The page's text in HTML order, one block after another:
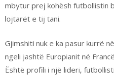
mbytur prej kohësh futbollistin
lojtarët e tij tani.
Gjimshiti nuk e ka pasur kurrë
ngeli jashtë Europianit në
Është profili i një lideri,